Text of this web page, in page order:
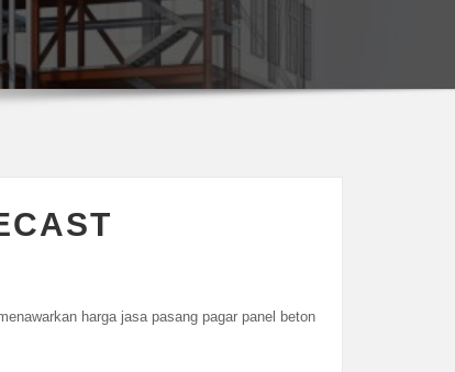
harga jasa pasang pagar panel beton